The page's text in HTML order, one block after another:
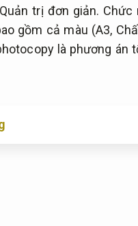
Quản trị đơn giản. Chức
gồm cả màu (A3,
là phương án